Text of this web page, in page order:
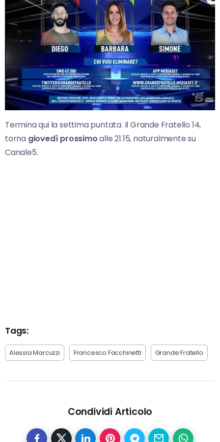
Termina qui la settima puntata. Il Grande Fratello 14,
torna giovedì prossimoalle 21.15, naturalmente su
Canale5.
Tags:
Alessia Marcuzzi Francesco Facchinetti Grande Fratello
Condividi Articolo